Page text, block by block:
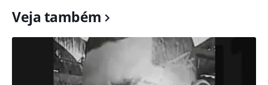
Veja também